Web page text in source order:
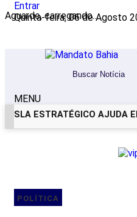
Aguarde, carregando...
Entrar
Quinta-feira, 06 de Agosto
MENU
SLA ESTRATÉGICO AJUDA
POLÍTICA